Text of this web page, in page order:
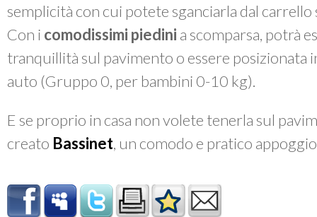
semplicità con cui potete sganciarla dal carrello
Con i comodissimi piedini a scomparsa, potrà
tranquillità sul pavimento o essere posizionata
auto (Gruppo 0, per bambini 0-10 kg).
E se proprio in casa non volete tenerla sul
creato Bassinet, un comodo e pratico